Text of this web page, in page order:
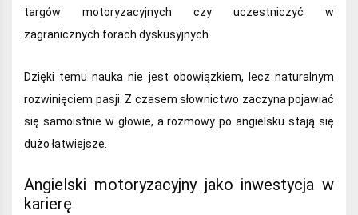
targów motoryzacyjnych czy uczestniczyć w
zagranicznych forach dyskusyjnych.
Dzięki temu nauka nie jest obowiązkiem, lecz naturalnym
rozwinięciem pasji. Z czasem słownictwo zaczyna pojawiać
się samoistnie w głowie, a rozmowy po angielsku stają się
dużo łatwiejsze.
Angielski motoryzacyjny jako inwestycja w
karierę